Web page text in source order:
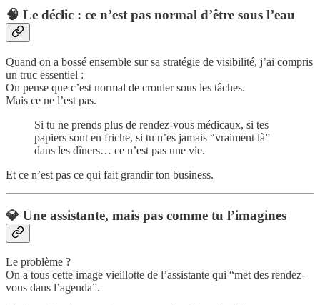
🧠 Le déclic : ce n’est pas normal d’être sous l’eau
Quand on a bossé ensemble sur sa stratégie de visibilité, j’ai compris
un truc essentiel :
On pense que c’est normal de crouler sous les tâches.
Mais ce ne l’est pas.
Si tu ne prends plus de rendez-vous médicaux, si tes
papiers sont en friche, si tu n’es jamais “vraiment là”
dans les dîners… ce n’est pas une vie.
Et ce n’est pas ce qui fait grandir ton business.
💎 Une assistante, mais pas comme tu l’imagines
Le problème ?
On a tous cette image vieillotte de l’assistante qui “met des rendez-
vous dans l’agenda”.